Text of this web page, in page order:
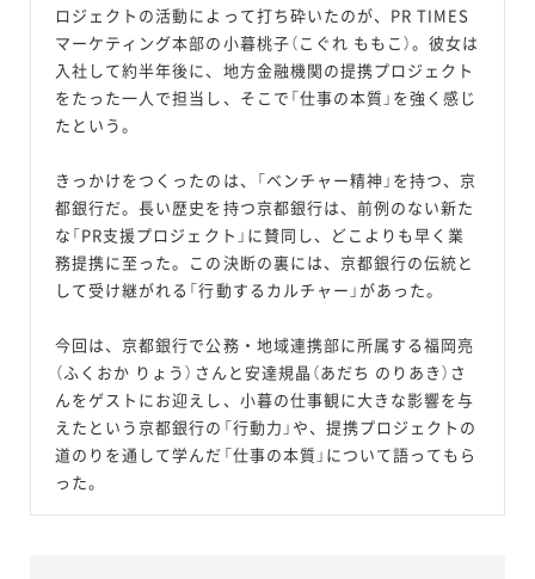
ロジェクトの活動によって打ち砕いたのが、PR TIMES
マーケティング本部の小暮桃子（こぐれ ももこ）。彼女は
入社して約半年後に、地方金融機関の提携プロジェクト
をたった一人で担当し、そこで「仕事の本質」を強く感じ
たという。
きっかけをつくったのは、「ベンチャー精神」を持つ、京
都銀行だ。長い歴史を持つ京都銀行は、前例のない新た
な「PR支援プロジェクト」に賛同し、どこよりも早く業
務提携に至った。この決断の裏には、京都銀行の伝統と
して受け継がれる「行動するカルチャー」があった。
今回は、京都銀行で公務・地域連携部に所属する福岡亮
（ふくおか りょう）さんと安達規晶（あだち のりあき）さ
んをゲストにお迎えし、小暮の仕事観に大きな影響を与
えたという京都銀行の「行動力」や、提携プロジェクトの
道のりを通して学んだ「仕事の本質」について語ってもら
った。